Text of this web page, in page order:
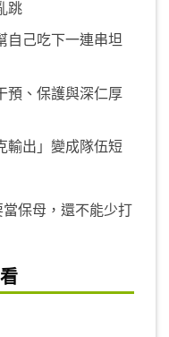
跳
自己吃下一連串坦
預、保護與深仁厚
輸出」變成隊伍短
保母，還不能少打